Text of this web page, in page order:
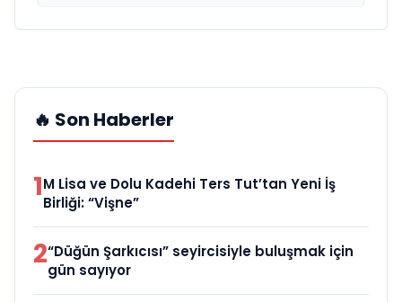
🔥 Son Haberler
1M Lisa ve Dolu Kadehi Ters Tut’tan Yeni İş
Birliği: “Vişne”
2“Düğün Şarkıcısı” seyircisiyle buluşmak için
gün sayıyor